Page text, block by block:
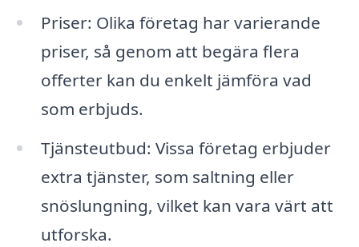
Priser: Olika företag har varierande
priser, så genom att begära flera
offerter kan du enkelt jämföra vad
som erbjuds.
Tjänsteutbud: Vissa företag erbjuder
extra tjänster, som saltning eller
snöslungning, vilket kan vara värt att
utforska.